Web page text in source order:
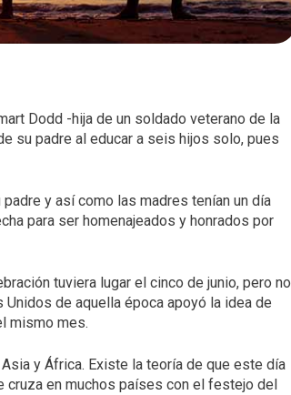
Dodd -hija de un soldado veterano de la
su padre al educar a seis hijos solo, pues
y así como las madres tenían un día
para ser homenajeados y honrados por
tuviera lugar el cinco de junio, pero no
de aquella época apoyó la idea de
mismo mes.
y África. Existe la teoría de que este día
en muchos países con el festejo del